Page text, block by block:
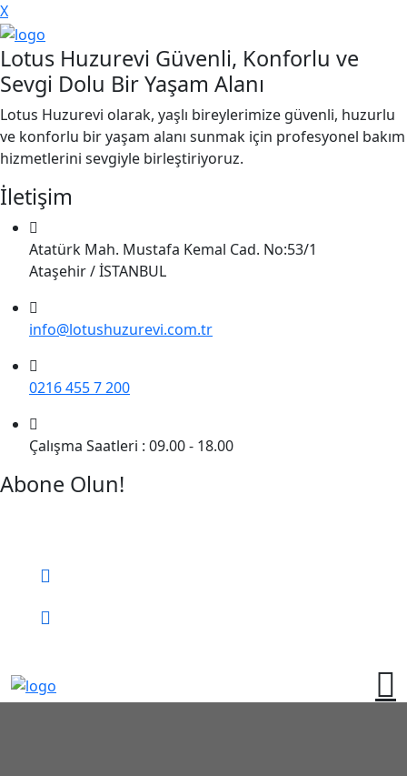
X
Lotus Huzurevi Güvenli, Konforlu ve
Sevgi Dolu Bir Yaşam Alanı
Lotus Huzurevi olarak, yaşlı bireylerimize güvenli, huzurlu
ve konforlu bir yaşam alanı sunmak için profesyonel bakım
hizmetlerini sevgiyle birleştiriyoruz.
İletişim
Atatürk Mah. Mustafa Kemal Cad. No:53/1
Ataşehir / İSTANBUL
info@lotushuzurevi.com.tr
0216 455 7 200
Çalışma Saatleri : 09.00 - 18.00
Abone Olun!